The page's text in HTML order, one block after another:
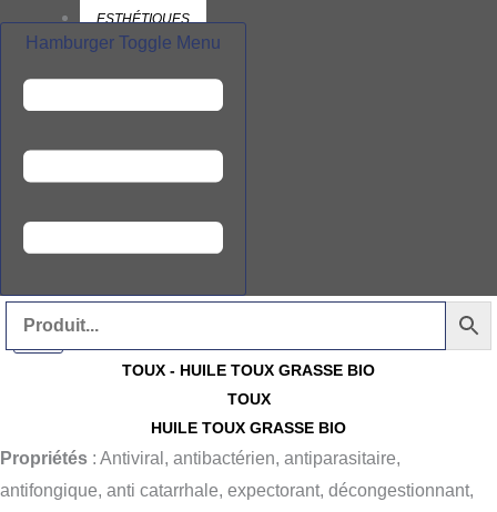
ESTHÉTIQUES
BIBLIO
GUIDE DES HUILES
VÉGÉTALES
À PROPOS
CONTACT
PANIER
X
Hamburger Toggle Menu
TOUX - HUILE TOUX GRASSE BIO
TOUX
HUILE TOUX GRASSE BIO
Propriétés : Antiviral, antibactérien, antiparasitaire,
antifongique, anti catarrhale, expectorant, décongestionnant,
Toux
Grasse